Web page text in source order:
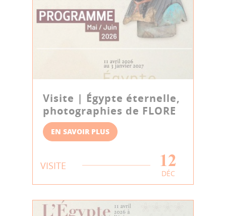
Visite | Égypte éternelle,
photographies de FLORE
EN SAVOIR PLUS
VISITE 12
DÉC